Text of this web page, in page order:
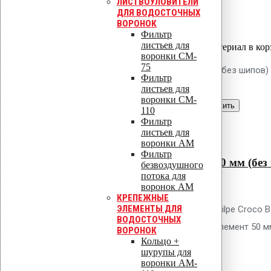
ДЛЯ ВОДОСТОЧНЫХ
ВОРОНОК
Фильтр
листьев для
воронки CM-
75
Фильтр
листьев для
воронки CM-
110
Фильтр
листьев для
воронки AM
Фильтр
безвоздушного
потока для
воронок AM
КРЕПЕЖНЫЕ
ЭЛЕМЕНТЫ ДЛЯ
ВОДОСТОЧНЫХ
ВОРОНОК
Кольцо +
шурупы для
воронки AM-
28.60р.Цена за шт.
Оставить заявку
Вы только что добавили материал в
Крепление Croco B 250 мм (без шипов)
Перейти в корзину Продолжить
Читать далее
Быстрый просмотр
Крепление Croco B 250 мм
out of 5
Телескопический дюбель Vilpe Croco
мм. Гладкий тарельчатый элемент 50
Цена за шт.